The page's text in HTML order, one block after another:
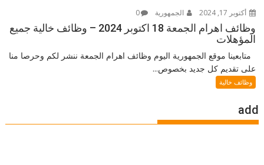
أكتوبر 17, 2024 الجمهورية 0
وظائف اهرام الجمعة 18 اكتوبر 2024 – وظائف خالية جميع
المؤهلات
متابعينا موقع الجمهورية اليوم وظائف اهرام الجمعة ننشر لكم وحرصا منا
على تقديم كل جديد بخصوص...
وظائف خالية
add